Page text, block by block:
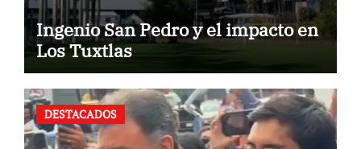
Ingenio San Pedro y el impacto en
Los Tuxtlas
DESTACADOS